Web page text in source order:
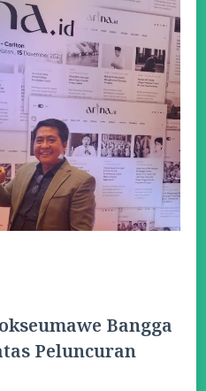
Bangga
Peluncuran